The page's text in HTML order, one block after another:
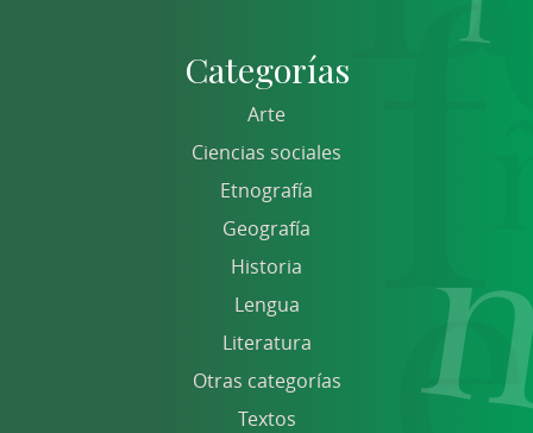
Categorías
Arte
Ciencias sociales
Etnografía
Geografía
Historia
Lengua
Literatura
Otras categorías
Textos